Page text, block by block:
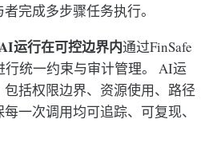
完成多步骤任务执行。
运行在可控边界内通过FinSafe
统一约束与审计管理。 AI运
括权限边界、资源使用、路径
一次调用均可追踪、可复现、